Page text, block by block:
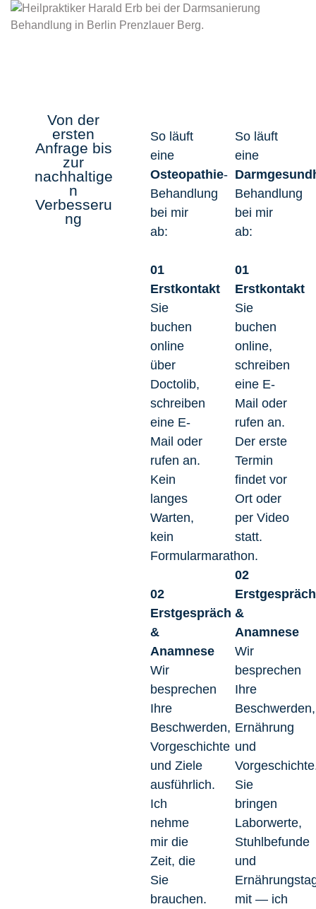
Von der
ersten
Anfrage bis
zur
nachhaltige
n
Verbesseru
ng
So läuft
eine
Osteopathie-
Behandlung
bei mir
ab:
01
Erstkontakt
Sie
buchen
online
über
Doctolib,
schreiben
eine E-
Mail oder
rufen an.
Kein
langes
Warten,
kein
Formularmarathon.
02
Erstgespräch
&
Anamnese
Wir
besprechen
Ihre
Beschwerden,
Vorgeschichte
und Ziele
ausführlich.
Ich
nehme
mir die
Zeit, die
Sie
brauchen.
So läuft
eine
Behandlung
bei mir
ab:
01
Erstkontakt
Sie
buchen
online,
schreiben
eine E-
Mail oder
rufen an.
Der erste
Termin
findet vor
Ort oder
per Video
statt.
02
Erstgespräch
&
Anamnese
Wir
besprechen
Ihre
Beschwerden,
Ernährung
und
Sie
bringen
Laborwerte,
Stuhlbefunde
und
mit — ich